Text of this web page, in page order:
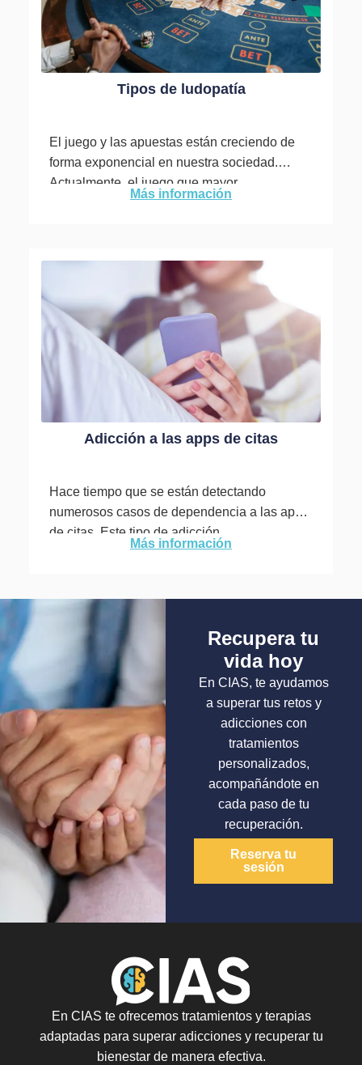
Tipos de ludopatía
El juego y las apuestas están creciendo de
forma exponencial en nuestra sociedad.
Actualmente, el juego que mayor
problemática crea en cuanto al número...
Más información
Adicción a las apps de citas
Hace tiempo que se están detectando
numerosos casos de dependencia a las apps
de citas. Este tipo de adicción
comportamental nos deriva a sensaciones...
Más información
Recupera tu
vida hoy
En CIAS, te ayudamos
a superar tus retos y
adicciones con
tratamientos
personalizados,
acompañándote en
cada paso de tu
recuperación.
Reserva tu
sesión
En CIAS te ofrecemos tratamientos y terapias
adaptadas para superar adicciones y recuperar tu
bienestar de manera efectiva.